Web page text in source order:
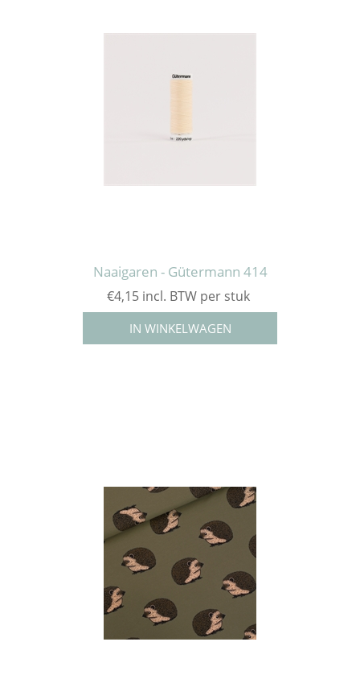
Naaigaren - Gütermann 414
€4,15 incl. BTW per stuk